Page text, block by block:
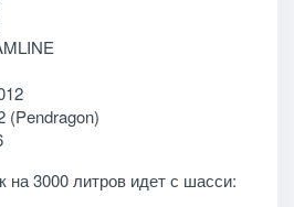
(Pendragon)
3000 литров идет с шасси: